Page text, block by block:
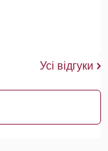
Усі відгуки